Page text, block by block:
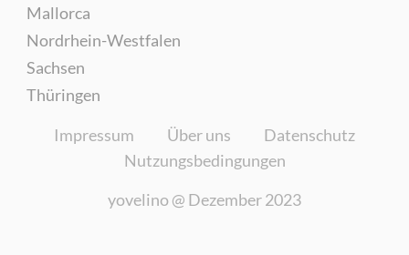
Mallorca
Nordrhein-Westfalen
Sachsen
Thüringen
Impressum Über uns
Datenschutz
Nutzungsbedingungen
yovelino @ Dezember 2023